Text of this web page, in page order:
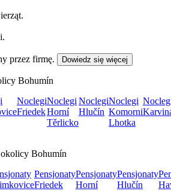
przez firmę.
Dowiedz się więcej
Bohumín
Noclegi
Friedek
Noclegi
Horní
Těrlicko
Noclegi
Hlučín
Noclegi
Komorni
Lhotka
Bohumín
Pensjonaty
Friedek
Pensjonaty
Horní
Pensjonaty
Hlučín